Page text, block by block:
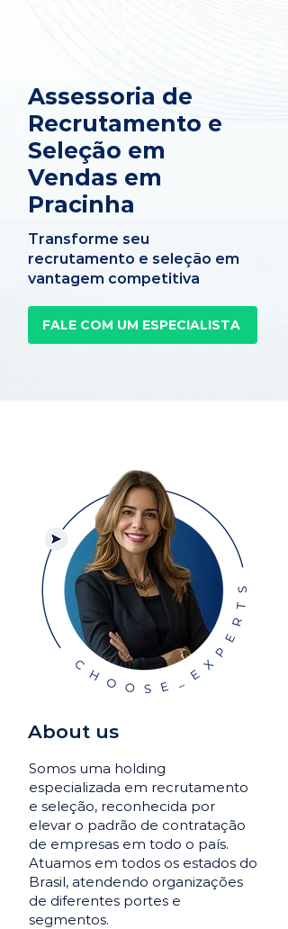
Assessoria de
Recrutamento e
Seleção em
Vendas em
Pracinha
Transforme seu
recrutamento e seleção em
vantagem competitiva
FALE COM UM ESPECIALISTA
About us
Somos uma holding
especializada em recrutamento
e seleção, reconhecida por
elevar o padrão de contratação
de empresas em todo o país.
Atuamos em todos os estados do
Brasil, atendendo organizações
de diferentes portes e
segmentos.